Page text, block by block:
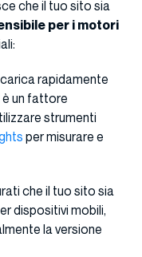
che il tuo sito sia
per i motori
rapidamente
è un fattore
strumenti
per misurare e
che il tuo sito sia
dispositivi mobili,
la versione